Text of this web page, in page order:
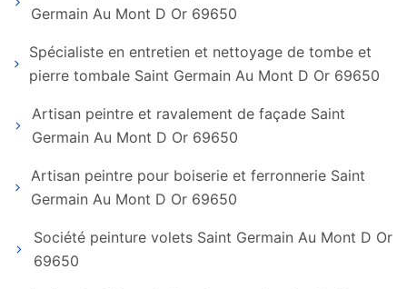
Germain Au Mont D Or 69650
Spécialiste en entretien et nettoyage de tombe et
pierre tombale Saint Germain Au Mont D Or 69650
Artisan peintre et ravalement de façade Saint
Germain Au Mont D Or 69650
Artisan peintre pour boiserie et ferronnerie Saint
Germain Au Mont D Or 69650
Société peinture volets Saint Germain Au Mont D Or
69650